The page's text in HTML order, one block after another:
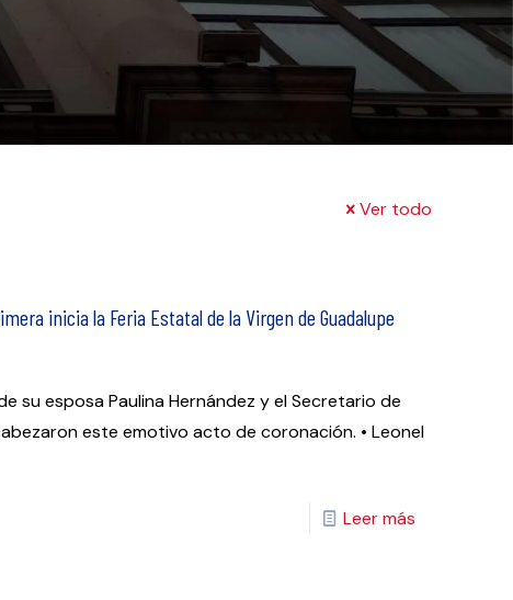
Ver todo
inicia la Feria Estatal de la Virgen de Guadalupe
su esposa Paulina Hernández y el Secretario de
este emotivo acto de coronación. • Leonel
Leer más